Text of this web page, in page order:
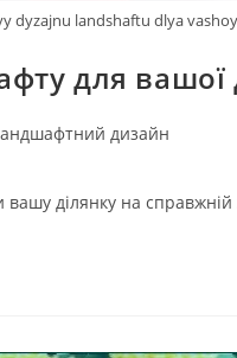
dyzajnu landshaftu dlya
для вашої
дизайн
ділянку на